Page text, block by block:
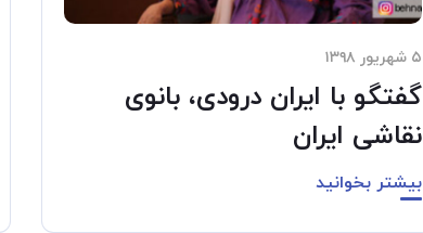
۵ شهریور ۱۳۹۸
گفتگو با ایران درودی، بانوی
نقاشی ایران
بیشتر بخوانید